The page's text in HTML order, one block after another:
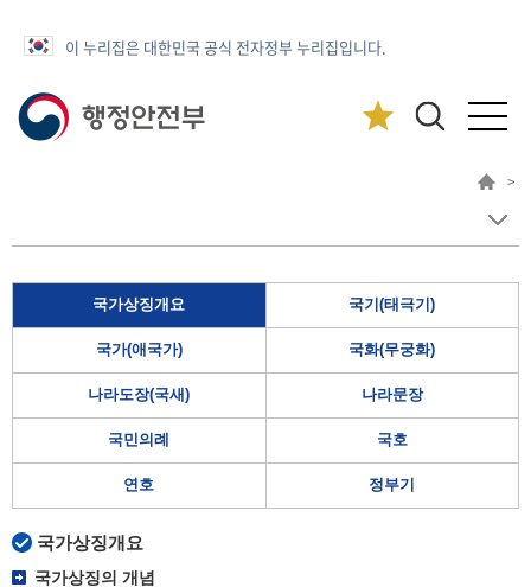
이 누리집은 대한민국 공식 전자정부 누리집입니다.
>
국가상징개요 국기(태극기)
국가(애국가) 국화(무궁화)
나라도장(국새) 나라문장
국민의례 국호
연호 정부기
국가상징개요
국가상징의 개념